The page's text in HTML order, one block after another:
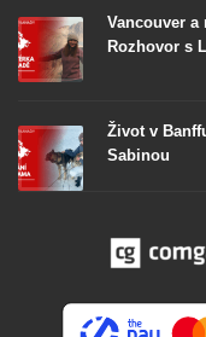
Vancouver
Rozhovor s
Život v
Sabinou